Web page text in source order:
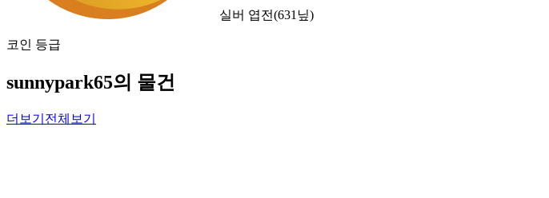
실버 엽전(631 닢)
코인 등급
sunnypark65의 물건
더보기 전체보기